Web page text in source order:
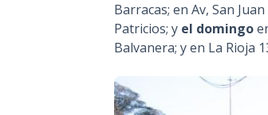
Barracas; en Av, San
Patricios; y el domingo
Balvanera; y en La Rioja